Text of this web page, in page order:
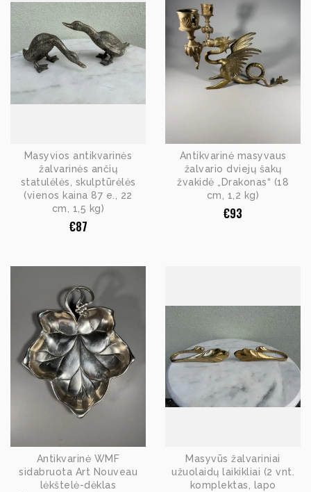
Masyvios antikvarinės
žalvarinės ančių
statulėlės, skulptūrėlės
(vienos kaina 87 e., 22
cm, 1,5 kg)
€87
Antikvarinė masyvaus
žalvario dviejų šakų
žvakidė „Drakonas“ (18
cm, 1,2 kg)
€93
Antikvarinė WMF
sidabruota Art Nouveau
lėkštelė-dėklas
Masyvūs žalvariniai
užuolaidų laikikliai (2 vnt.
komplektas, lapo